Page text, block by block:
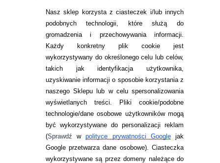
Nasz sklep korzysta z ciasteczek i/lub innych
podobnych technologii, które służą do
gromadzenia i przechowywania informacji.
Każdy konkretny plik cookie jest
wykorzystywany do określonego celu lub celów,
takich jak identyfikacja użytkownika,
uzyskiwanie informacji o sposobie korzystania z
naszego Sklepu lub w celu spersonalizowania
wyświetlanych treści.
Pliki cookie/podobne
technologie/dane osobowe użytkowników mogą
być wykorzystywane do personalizacji reklam
(Sprawdźwpolityce prywatności Googlejak
Google przetwarza dane osobowe). Ciasteczka
wykorzystywane są przez domeny należące do
99,99pln
KONSERWANTÓW
39,99 pln
INFORMACJE KONTAKTOWE
JAK ZAMAWIAĆ?
ZWROTY I REKLAMACJA
WARUNKI ZAKUPÓW